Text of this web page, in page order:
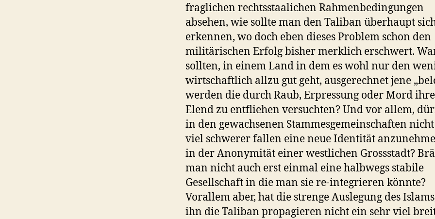
fraglichen rechtsstaalichen Rahmenbedingungen
absehen, wie sollte man den Taliban überhaupt
erkennen, wo doch eben dieses Problem schon den
militärischen Erfolg bisher merklich erschwert.
sollten, in einem Land in dem es wohl nur den
wirtschaftlich allzu gut geht, ausgerechnet jene
werden die durch Raub, Erpressung oder Mord
Elend zu entfliehen versuchten? Und vor allem,
in den gewachsenen Stammesgemeinschaften
viel schwerer fallen eine neue Identität
in der Anonymität einer westlichen Grossstadt?
man nicht auch erst einmal eine halbwegs stabile
Gesellschaft in die man sie re-integrieren könnte?
Vorallem aber, hat die strenge Auslegung des
ihn die Taliban propagieren nicht ein sehr viel